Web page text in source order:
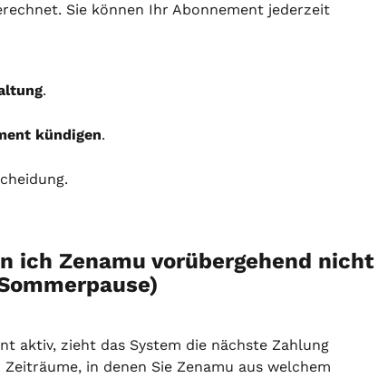
Sie können Ihr Abonnement jederzeit
.
kündigen.
ich Zenamu vorübergehend nicht
aktiv, zieht das System die nächste Zahlung
in denen Sie Zenamu aus welchem